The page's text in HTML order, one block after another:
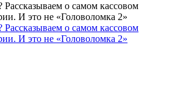
о самом кассовом
И это не «Головоломка 2»
о самом кассовом
И это не «Головоломка 2»